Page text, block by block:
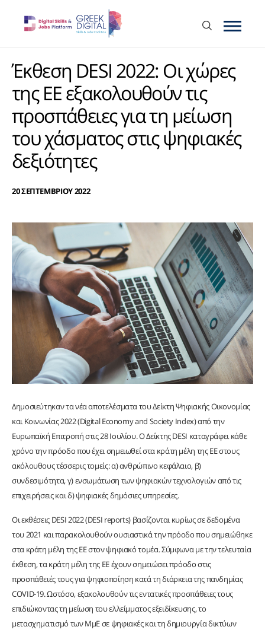
Έκθεση DESI 2022: Οι χώρες
της ΕΕ εξακολουθούν τις
προσπάθειες για τη μείωση
του χάσματος στις ψηφιακές
δεξιότητες
20 ΣΕΠΤΕΜΒΡΙΟΥ 2022
Δημοσιεύτηκαν τα νέα αποτελέσματα του Δείκτη Ψηφιακής Οικονομίας
και Κοινωνίας 2022 (Digital Economy and Society Index) από την
Ευρωπαϊκή Επιτροπή στις 28 Ιουλίου. O Δείκτης DESI καταγράφει κάθε
χρόνο την πρόοδο που έχει σημειωθεί στα κράτη μέλη της ΕΕ στους
ακόλουθους τέσσερις τομείς: α) ανθρώπινο κεφάλαιο, β)
συνδεσιμότητα, γ) ενσωμάτωση των ψηφιακών τεχνολογιών από τις
επιχειρήσεις και δ) ψηφιακές δημόσιες υπηρεσίες.
Οι εκθέσεις DESI 2022 (DESI reports) βασίζονται κυρίως σε δεδομένα
του 2021 και παρακολουθούν ουσιαστικά την πρόοδο που σημειώθηκε
στα κράτη μέλη της ΕΕ στον ψηφιακό τομέα. Σύμφωνα με την τελευταία
έκθεση, τα κράτη μέλη της ΕΕ έχουν σημειώσει πρόοδο στις
προσπάθειές τους για ψηφιοποίηση κατά τη διάρκεια της πανδημίας
COVID-19. Ωστόσο, εξακολουθούν τις εντατικές προσπάθειες τους
επιδιώκοντας τη μείωση του ελλείμματος εξειδίκευσης, το
μετασχηματισμό των ΜμΕ σε ψηφιακές και τη δημιουργία δικτύων